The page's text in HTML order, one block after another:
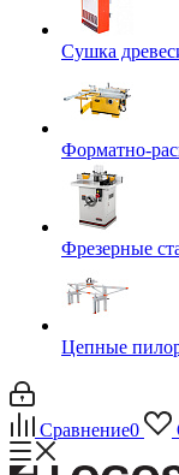
Сушка
Форматно-
Фрезерные
Цепные
Сравнение0